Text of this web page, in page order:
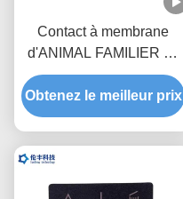
Contact à membrane
d'ANIMAL FAMILIER de
FPC, commutateur de
clavier de membrane
d'ODM d'OEM
Obtenez le meilleur prix